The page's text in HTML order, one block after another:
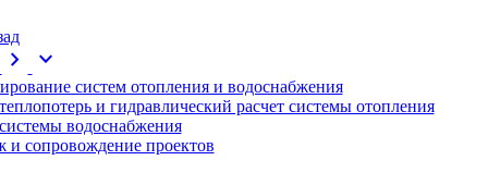
chevron_right expand_more
систем отопления и водоснабжения
и гидравлический расчет системы отопления
водоснабжения
и сопровождение проектов